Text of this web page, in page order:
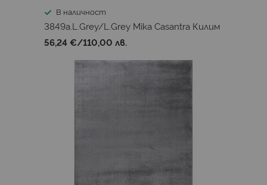
В наличност
3849a.L.Grey/L.Grey Mika Casantra Килим
56,24 €/110,00 лв.